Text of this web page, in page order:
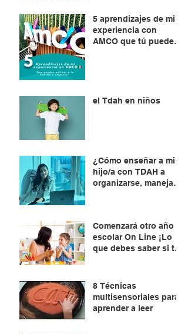
5 aprendizajes de mi
experiencia con
AMCO que tú puedes
el Tdah en niños
¿Cómo enseñar a mi
hijo/a con TDAH a
organizarse, manejar
Comenzará otro año
escolar On Line ¡Lo
que debes saber si tu
8 Técnicas
multisensoriales para
aprender a leer